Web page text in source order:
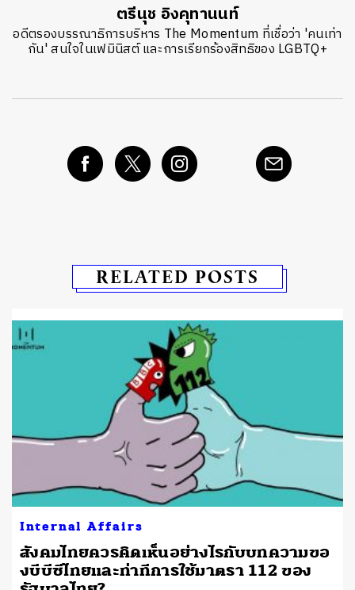
ตรีนุช อิงคุทานนท์
อดีตรองบรรณาธิการบริหาร The Momentum ที่เชื่อว่า 'คนเท่า
กัน' สนใจในเฟมินิสต์ และการเรียกร้องสิทธิของ LGBTQ+
RELATED POSTS
Internal Affairs
สังคมไทยควรคิดเห็นอย่างไรกับบทความขอ
งบีบีซีไทยและท่าทีการใช้มาตรา 112 ของ